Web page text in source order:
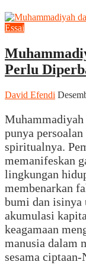
Essai
Perlu
David Efendi
Muhammadiyah
punya
spiritualnya.
memanifeskan
lingkungan
membenarkan
bumi dan isinya
akumulasi
keagamaan
manusia dalam
sesama